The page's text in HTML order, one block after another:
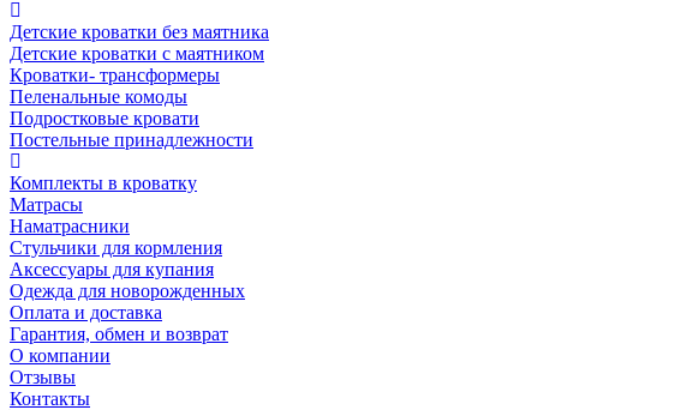
Детские кроватки без маятника
Детские кроватки с маятником
Кроватки- трансформеры
Пеленальные комоды
Подростковые кровати
Постельные принадлежности
Комплекты в кроватку
Матрасы
Наматрасники
Стульчики для кормления
Аксессуары для купания
Одежда для новорожденных
Оплата и доставка
Гарантия, обмен и возврат
О компании
Отзывы
Контакты